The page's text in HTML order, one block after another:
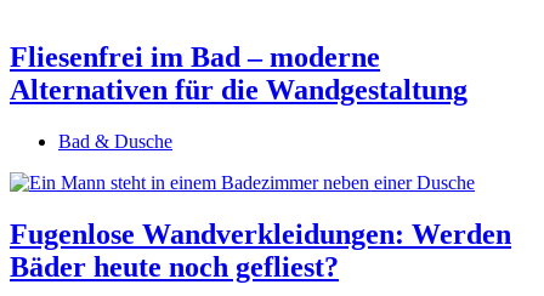
Fliesenfrei im Bad – moderne
Alternativen für die Wandgestaltung
Bad & Dusche
Fugenlose Wandverkleidungen: Werden
Bäder heute noch gefliest?